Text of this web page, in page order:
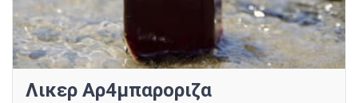
Λικερ Αρ4μπαροριζα